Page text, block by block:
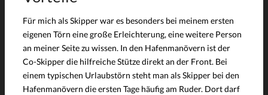
Für mich als Skipper war es besonders bei meinem ersten
eigenen Törn eine große Erleichterung, eine weitere Person
an meiner Seite zu wissen. In den Hafenmanövern ist der
Co-Skipper die hilfreiche Stütze direkt an der Front. Bei
einem typischen Urlaubstörn steht man als Skipper bei den
Hafenmanövern die ersten Tage häufig am Ruder. Dort darf